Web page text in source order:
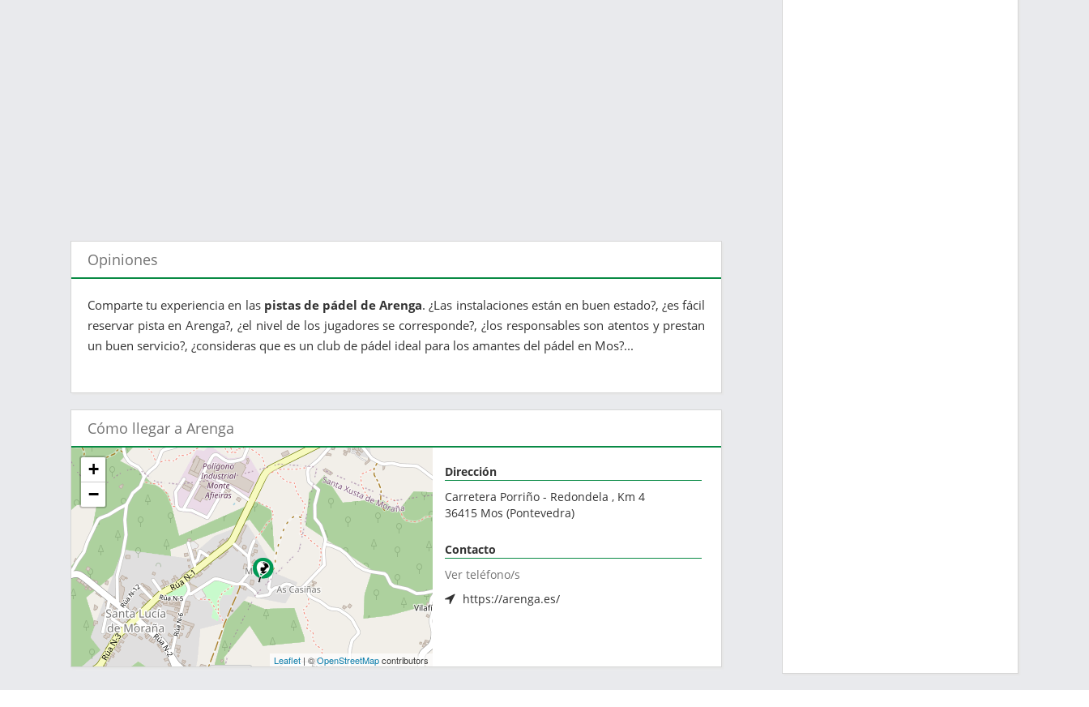
Opiniones
Comparte tu experiencia en las pistas de pádel de Arenga. ¿Las instalaciones están en buen estado?, ¿es fácil
reservar pista en Arenga?, ¿el nivel de los jugadores se corresponde?, ¿los responsables son atentos y prestan
un buen servicio?, ¿consideras que es un club de pádel ideal para los amantes del pádel en Mos?...
Cómo llegar a Arenga
+
−
Leaflet | ©OpenStreetMapcontributors
Dirección
Carretera Porriño - Redondela , Km 4
36415 Mos (Pontevedra)
Contacto
Ver teléfono/s
https://arenga.es/